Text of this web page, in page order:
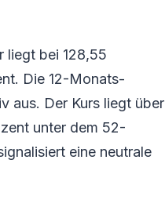
liegt bei 128,55
Die 12-Monats-
aus. Der Kurs liegt über
unter dem 52-
eine neutrale